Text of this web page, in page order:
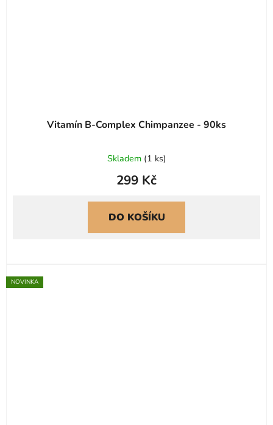
Vitamín B-Complex Chimpanzee - 90ks
Skladem (1 ks)
299 Kč
DO KOŠÍKU
NOVINKA